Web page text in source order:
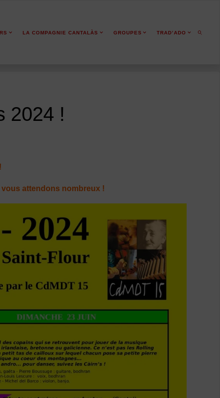
LA COMPAGNIE CANTALÀS GROUPES TRAD’ADO
2024 !
attendons nombreux !